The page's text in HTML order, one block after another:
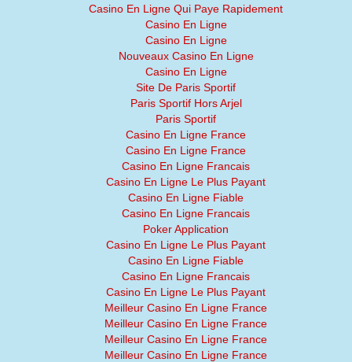
Casino En Ligne Qui Paye Rapidement
Casino En Ligne
Casino En Ligne
Nouveaux Casino En Ligne
Casino En Ligne
Site De Paris Sportif
Paris Sportif Hors Arjel
Paris Sportif
Casino En Ligne France
Casino En Ligne France
Casino En Ligne Francais
Casino En Ligne Le Plus Payant
Casino En Ligne Fiable
Casino En Ligne Francais
Poker Application
Casino En Ligne Le Plus Payant
Casino En Ligne Fiable
Casino En Ligne Francais
Casino En Ligne Le Plus Payant
Meilleur Casino En Ligne France
Meilleur Casino En Ligne France
Meilleur Casino En Ligne France
Meilleur Casino En Ligne France